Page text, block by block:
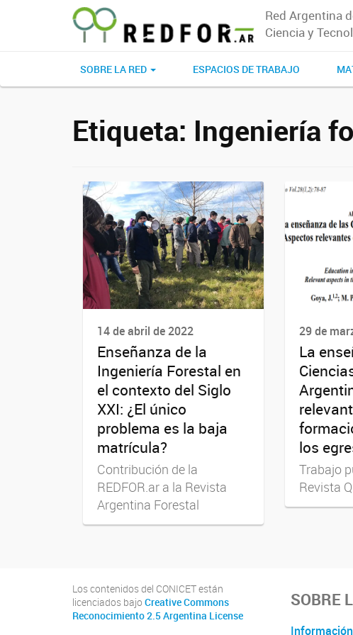
Red Argentina
Ciencia y
SOBRE LA RED ESPACIOS DE TRABAJO
Etiqueta: Ingeniería
14 de abril de 2022
Enseñanza de la
Ingeniería Forestal en
el contexto del Siglo
XXI: ¿El único
problema es la baja
matrícula?
Contribución de la
REDFOR.ar a la Revista
Argentina Forestal
29 de
La
los
Trabajo
Revista
Los contenidos del CONICET están
licenciados bajo Creative Commons
Reconocimiento 2.5 Argentina License
SOBRE